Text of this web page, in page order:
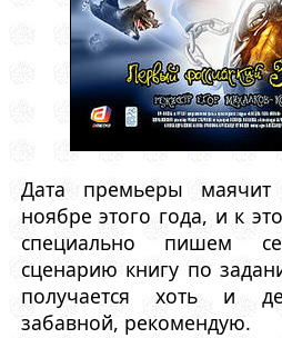
Дата премьеры маячит
ноябре этого года, и к
специально пишем
сценарию книгу по
получается хоть и
забавной, рекомендую.